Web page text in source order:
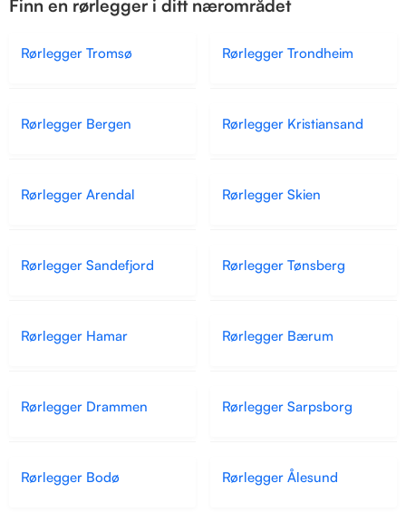
Finn en rørlegger i ditt nærområdet
Rørlegger Tromsø Rørlegger Trondheim
Rørlegger Bergen Rørlegger Kristiansand
Rørlegger Arendal Rørlegger Skien
Rørlegger Sandefjord Rørlegger Tønsberg
Rørlegger Hamar Rørlegger Bærum
Rørlegger Drammen Rørlegger Sarpsborg
Rørlegger Bodø Rørlegger Ålesund